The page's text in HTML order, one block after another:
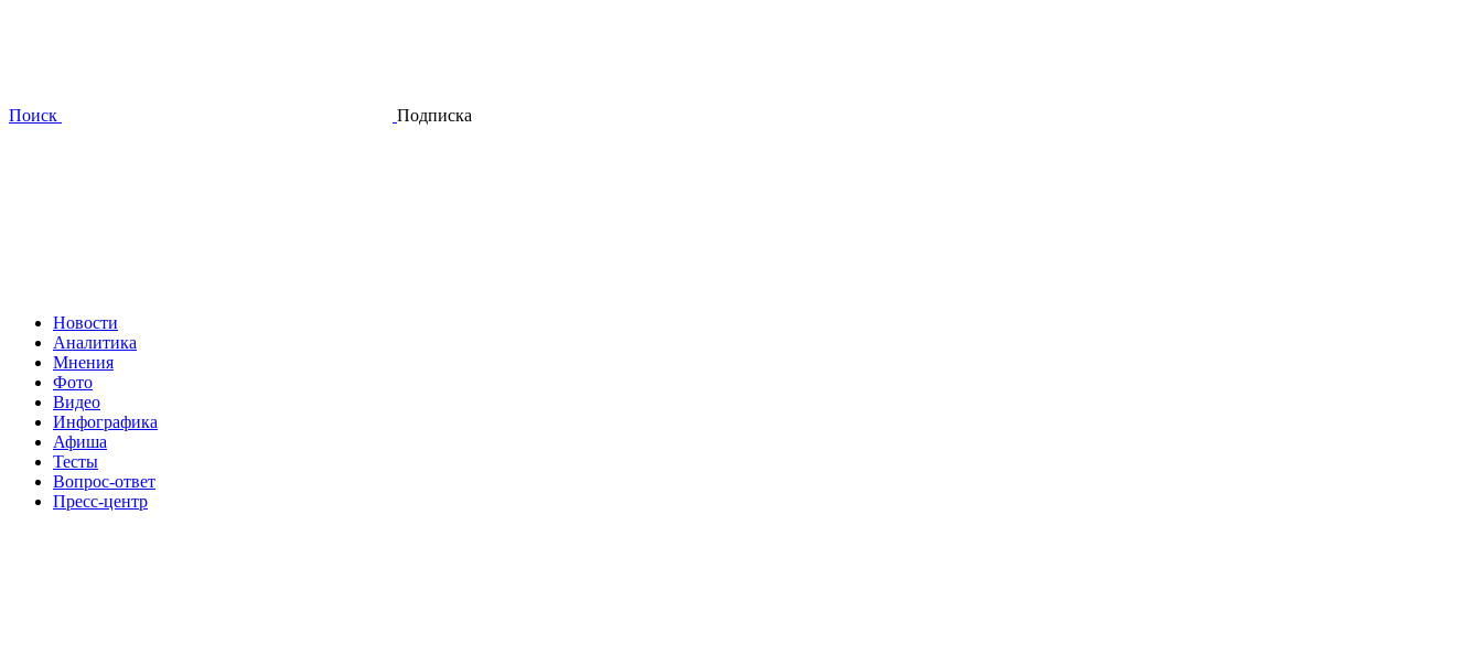
Поиск Подписка
Новости
Аналитика
Мнения
Фото
Видео
Инфографика
Афиша
Тесты
Вопрос-ответ
Пресс-центр